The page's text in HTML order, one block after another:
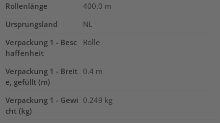
Rollenlänge 400.0 m
Ursprungsland
NL
Verpackung 1 - Besc
haffenheit
Rolle
Verpackung 1 - Breit
e, gefüllt (m)
0.4 m
Verpackung 1 - Gewi
cht (kg)
0.249 kg